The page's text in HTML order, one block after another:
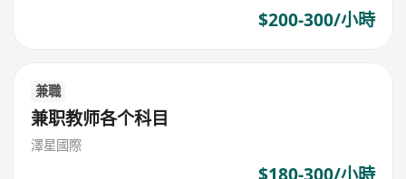
$200-300/小時
兼職
兼职教师各个科目
澤星國際